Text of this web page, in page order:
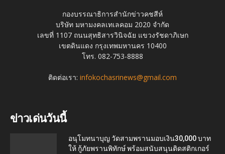
กองบรรณาธิการสำนักข่าวคชสีห์
บริษัท มหามงคลเทเลคอม 2020 จำกัด
เลขที่ 1107 ถนนสุทธิสารวินิจฉัย แขวงรัชดาภิเษก
เขตดินแดง กรุงเทพมหานคร 10400
โทร. 082-753-8888
ติดต่อเรา: infokochasrinews@gmail.com
ข่าวเด่นวันนี้
อนุโมทนาบุญ วัดสามพรานมอบเงิน30,000 บาท
ให้ กู้ภัยพรานพิทักษ์ พร้อมสนับสนุนติดสติกเกอร์